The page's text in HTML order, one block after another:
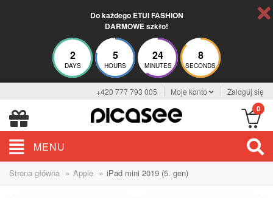
Do każdego ETUI FASHION
DARMOWE szkło!
2
DAYS
5
HOURS
24
MINUTES
8
SECONDS
+420 777 793 005 Moje konto Zaloguj się
0
MENU
Strona główna » Apple » iPad mini 2019 (5. gen)